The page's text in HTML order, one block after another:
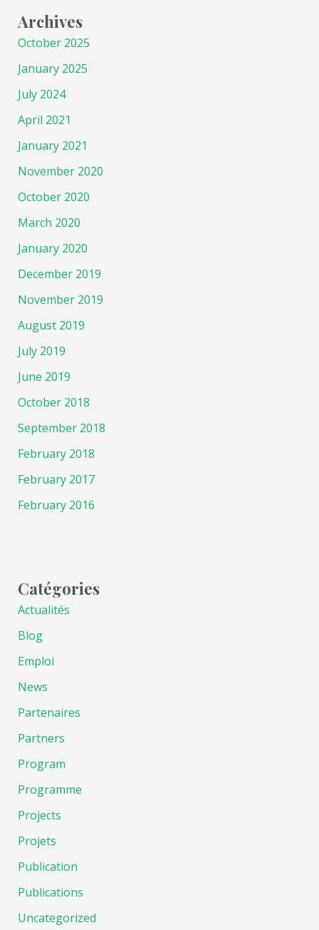
Archives
October 2025
January 2025
July 2024
April 2021
January 2021
November 2020
October 2020
March 2020
January 2020
December 2019
November 2019
August 2019
July 2019
June 2019
October 2018
September 2018
February 2018
February 2017
February 2016
Catégories
Actualités
Blog
Emploi
News
Partenaires
Partners
Program
Programme
Projects
Projets
Publication
Publications
Uncategorized